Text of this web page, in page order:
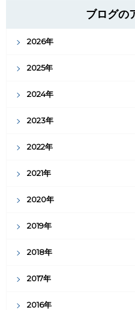
ブログの
2026年
2025年
2024年
2023年
2022年
2021年
2020年
2019年
2018年
2017年
2016年